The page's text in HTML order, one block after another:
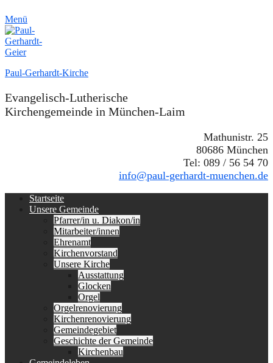
Menü
Paul-Gerhardt-Kirche
Evangelisch-Lutherische
Kirchengemeinde in München-Laim
Mathunistr. 25
80686 München
Tel: 089 / 56 54 70
info@paul-gerhardt-muenchen.de
Erstes
Menü
Startseite
Unsere Gemeinde
Pfarrer/in u. Diakon/in
Mitarbeiter/innen
Ehrenamt
Kirchenvorstand
Unsere Kirche
Ausstattung
Glocken
Orgel
Orgelrenovierung
Kirchenrenovierung
Gemeindegebiet
Geschichte der Gemeinde
Kirchenbau